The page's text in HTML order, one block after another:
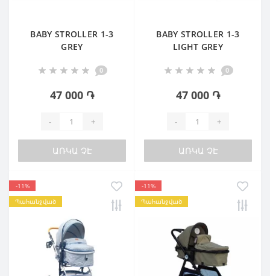
BABY STROLLER 1-3
GREY
0
47 000 ֏
- +
ԱՌԿԱ ՉԷ
BABY STROLLER 1-3
LIGHT GREY
0
47 000 ֏
- +
ԱՌԿԱ ՉԷ
-11%
Պահանջված
-11%
Պահանջված